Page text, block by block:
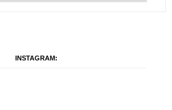
INSTAGRAM: